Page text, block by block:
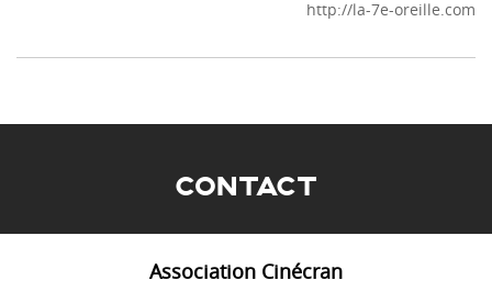
http://la-7e-oreille.com
CONTACT
Association Cinécran